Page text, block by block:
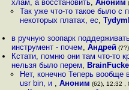
хлам, а восстановить,Аноним
Так уже что-то такое было с
некоторых платах, ес,
в ручную зоопарк
инструмент - почем,Андрей
Кстати, помню они там что-то
нельзя было перем,
Нет, конечно Теперь вообще
usr bin, и , Аноним (62), 12:32 ,